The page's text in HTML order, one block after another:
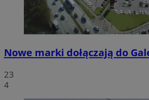
Nowe marki dołączają do
23
4